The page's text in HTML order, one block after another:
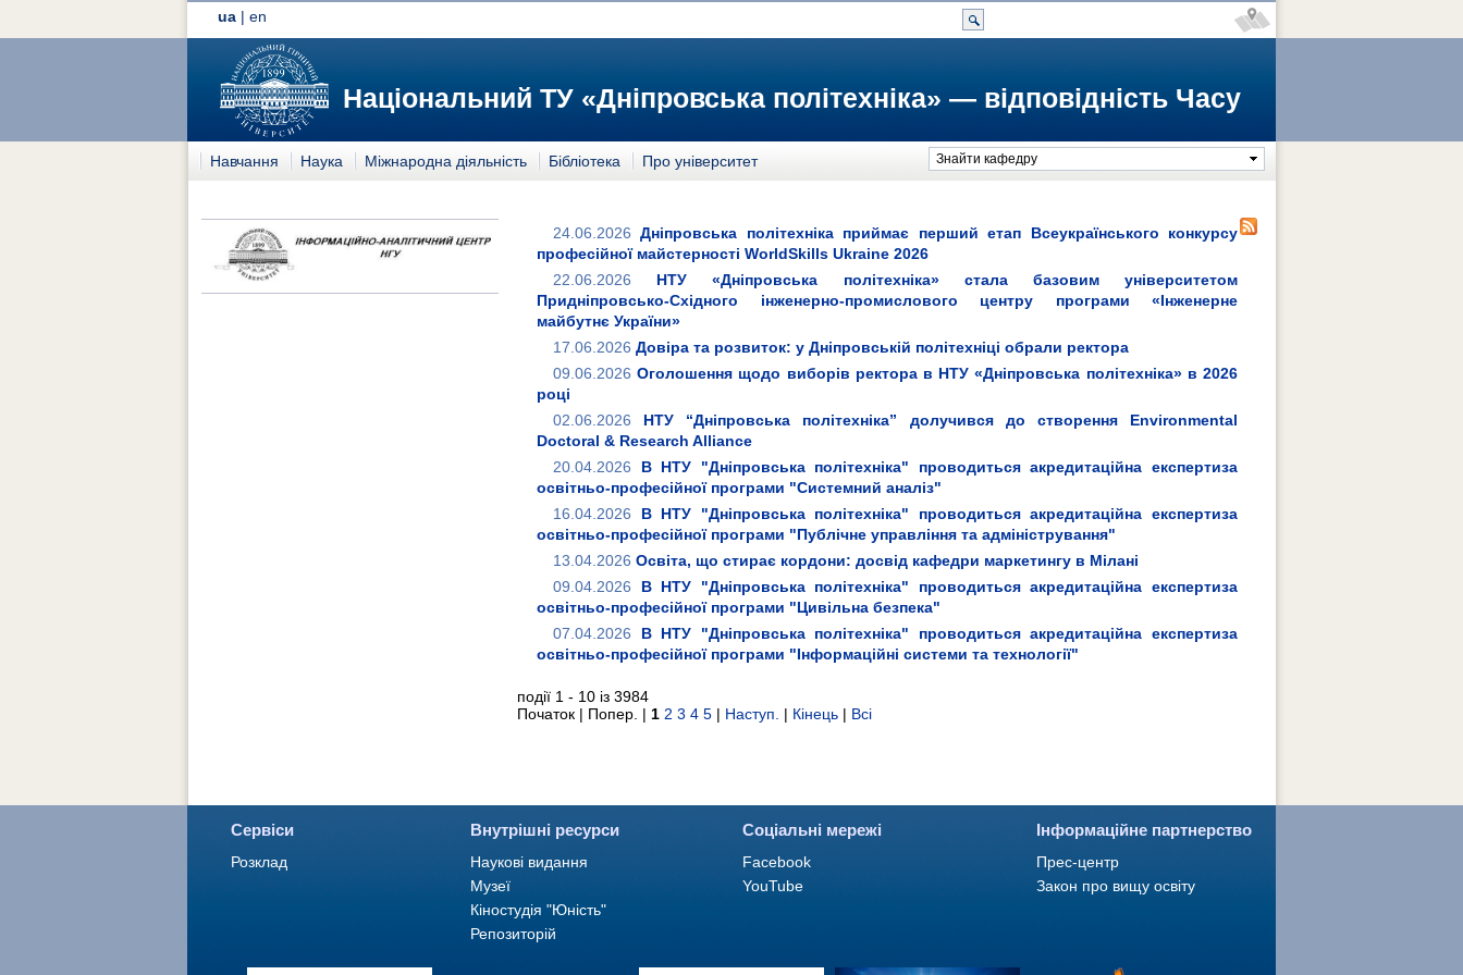
ua| en
Національний ТУ «Дніпровська політехніка» — відповідність Часу
Навчання Наука Міжнародна діяльність Бібліотека Про університет Знайти кафедру
24.06.2026 Дніпровська політехніка приймає перший етап Всеукраїнського конкурсу
професійної майстерності WorldSkills Ukraine 2026
22.06.2026
НТУ «Дніпровська політехніка» стала базовим університетом
Придніпровсько-Східного інженерно-промислового центру програми «Інженерне
майбутнє України»
17.06.2026 Довіра та розвиток: у Дніпровській політехніці обрали ректора
09.06.2026 Оголошення щодо виборів ректора в НТУ «Дніпровська політехніка» в 2026
році
02.06.2026
НТУ “Дніпровська політехніка” долучився до створення Environmental
Doctoral & Research Alliance
20.04.2026
В НТУ "Дніпровська політехніка" проводиться акредитаційна експертиза
освітньо-професійної програми "Системний аналіз"
16.04.2026
В НТУ "Дніпровська політехніка" проводиться акредитаційна експертиза
освітньо-професійної програми "Публічне управління та адміністрування"
13.04.2026 Освіта, що стирає кордони: досвід кафедри маркетингу в Мілані
09.04.2026
В НТУ "Дніпровська політехніка" проводиться акредитаційна експертиза
освітньо-професійної програми "Цивільна безпека"
07.04.2026
В НТУ "Дніпровська політехніка" проводиться акредитаційна експертиза
освітньо-професійної програми "Інформаційні системи та технології"
події 1 - 10 із 3984
Початок | Попер. | 1 2 3 4 5 | Наступ. | Кінець | Всі
Сервіси
Розклад
Внутрішні ресурси
Наукові видання
Музеї
Кіностудія "Юність"
Репозиторій
Соціальні мережі
Facebook
YouTube
Інформаційне партнерство
Прес-центр
Закон про вищу освіту